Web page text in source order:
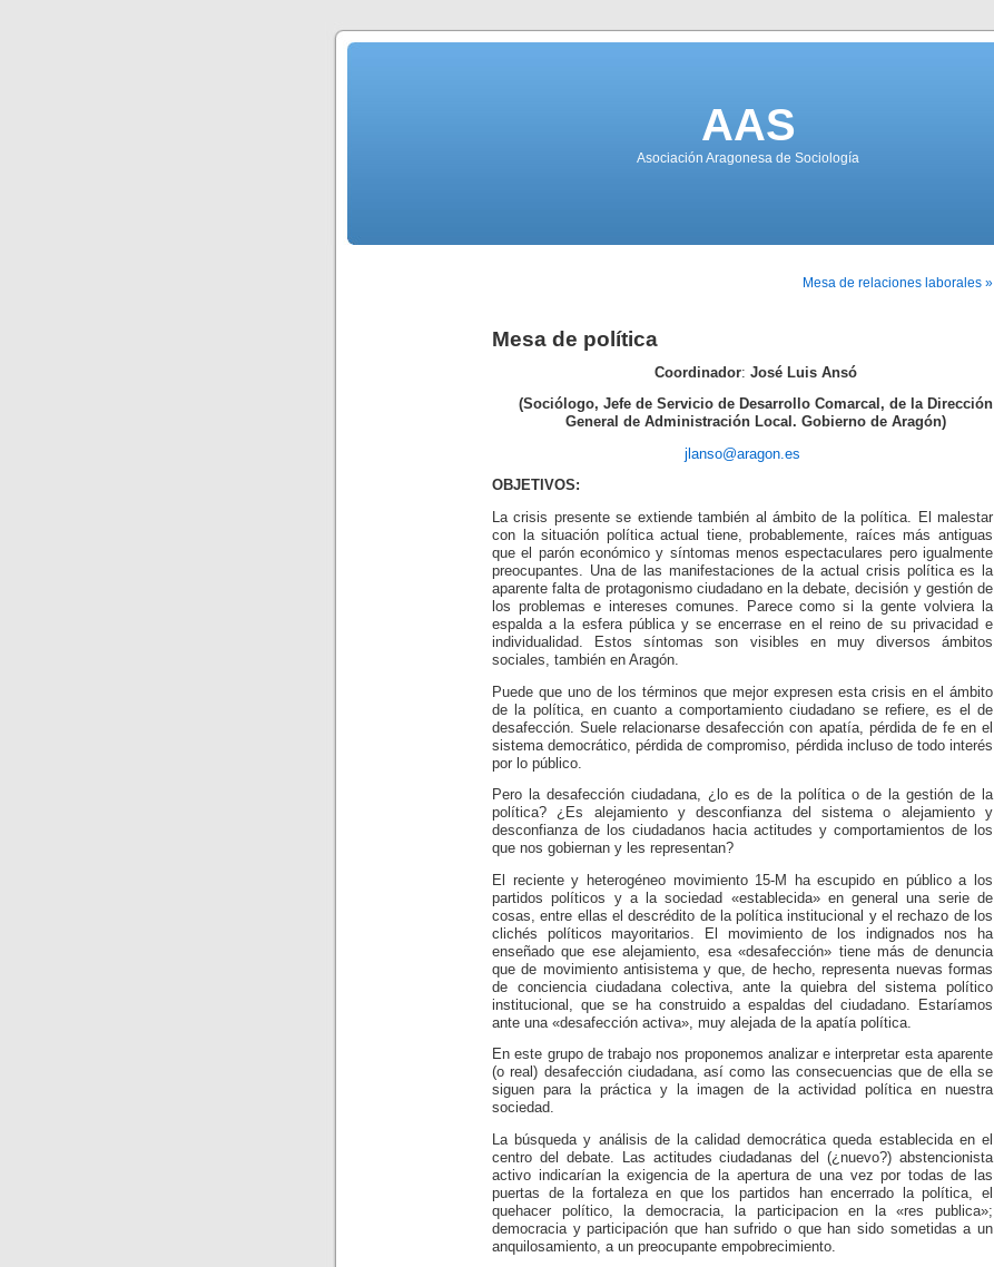
AAS
Asociación Aragonesa de Sociología
Mesa de relaciones laborales »
Mesa de política
Coordinador: José Luis Ansó
(Sociólogo, Jefe de Servicio de Desarrollo Comarcal, de la Dirección
General de Administración Local. Gobierno de Aragón)
jlanso@aragon.es
OBJETIVOS:
La crisis presente se extiende también al ámbito de la política. El malestar
con la situación política actual tiene, probablemente, raíces más antiguas
que el parón económico y síntomas menos espectaculares pero igualmente
preocupantes. Una de las manifestaciones de la actual crisis política es la
aparente falta de protagonismo ciudadano en la debate, decisión y gestión de
los problemas e intereses comunes. Parece como si la gente volviera la
espalda a la esfera pública y se encerrase en el reino de su privacidad e
individualidad. Estos síntomas son visibles en muy diversos ámbitos
sociales, también en Aragón.
Puede que uno de los términos que mejor expresen esta crisis en el ámbito
de la política, en cuanto a comportamiento ciudadano se refiere, es el de
desafección. Suele relacionarse desafección con apatía, pérdida de fe en el
sistema democrático, pérdida de compromiso, pérdida incluso de todo interés
por lo público.
Pero la desafección ciudadana, ¿lo es de la política o de la gestión de la
política? ¿Es alejamiento y desconfianza del sistema o alejamiento y
desconfianza de los ciudadanos hacia actitudes y comportamientos de los
que nos gobiernan y les representan?
El reciente y heterogéneo movimiento 15-M ha escupido en público a los
partidos políticos y a la sociedad «establecida» en general una serie de
cosas, entre ellas el descrédito de la política institucional y el rechazo de los
clichés políticos mayoritarios. El movimiento de los indignados nos ha
enseñado que ese alejamiento, esa «desafección» tiene más de denuncia
que de movimiento antisistema y que, de hecho, representa nuevas formas
de conciencia ciudadana colectiva, ante la quiebra del sistema político
institucional, que se ha construido a espaldas del ciudadano. Estaríamos
ante una «desafección activa», muy alejada de la apatía política.
En este grupo de trabajo nos proponemos analizar e interpretar esta aparente
(o real) desafección ciudadana, así como las consecuencias que de ella se
siguen para la práctica y la imagen de la actividad política en nuestra
sociedad.
La búsqueda y análisis de la calidad democrática queda establecida en el
centro del debate. Las actitudes ciudadanas del (¿nuevo?) abstencionista
activo indicarían la exigencia de la apertura de una vez por todas de las
puertas de la fortaleza en que los partidos han encerrado la política, el
quehacer político, la democracia, la participacion en la «res publica»;
democracia y participación que han sufrido o que han sido sometidas a un
anquilosamiento, a un preocupante empobrecimiento.